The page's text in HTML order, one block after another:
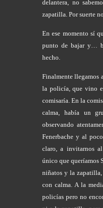
delantera, no
zapatilla. Por suerte
En ese momento sí
punto de bajar y…
hecho.
Finalmente llegamos
la policía, que vino
comisaría. En la
calma, había un
observando
Fenerbache y al
claro, a invitarnos
único que queríamos
niñatos y la
con calma. A la
policías pero no